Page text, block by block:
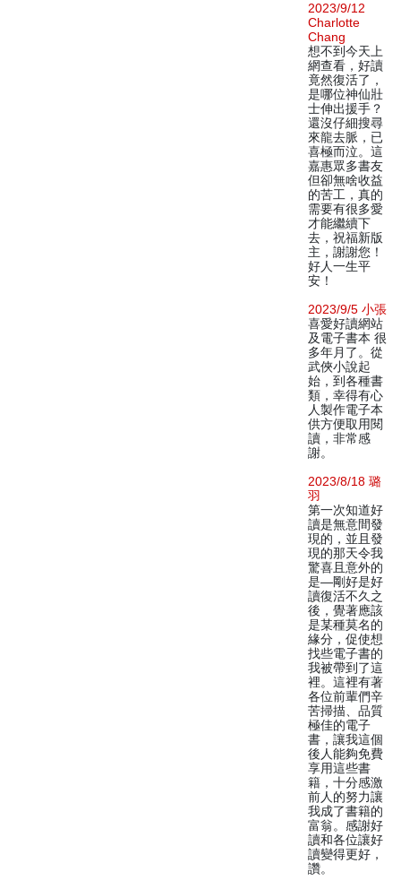
2023/9/12
Charlotte
Chang
想不到今天上
網查看，好讀
竟然復活了，
是哪位神仙壯
士伸出援手？
還沒仔細搜尋
來龍去脈，已
喜極而泣。這
嘉惠眾多書友
但卻無啥收益
的苦工，真的
需要有很多愛
才能繼續下
去，祝福新版
主，謝謝您！
好人一生平
安！
2023/9/5 小張
喜愛好讀網站
及電子書本 很
多年月了。從
武俠小說起
始，到各種書
類，幸得有心
人製作電子本
供方便取用閱
讀，非常感
謝。
2023/8/18 璐
羽
第一次知道好
讀是無意間發
現的，並且發
現的那天令我
驚喜且意外的
是—剛好是好
讀復活不久之
後，覺著應該
是某種莫名的
緣分，促使想
找些電子書的
我被帶到了這
裡。這裡有著
各位前輩們辛
苦掃描、品質
極佳的電子
書，讓我這個
後人能夠免費
享用這些書
籍，十分感激
前人的努力讓
我成了書籍的
富翁。感謝好
讀和各位讓好
讀變得更好，
讚。